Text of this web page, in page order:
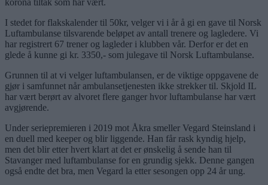
I stedet for flakskalender til 50kr, velger vi i år å gi en gave til Norsk
Luftambulanse tilsvarende beløpet av antall trenere og lagledere. Vi
har registrert 67 trener og lagleder i klubben vår. Derfor er det en
glede å kunne gi kr. 3350,- som julegave til Norsk Luftambulanse.
Grunnen til at vi velger luftambulansen, er de viktige oppgavene de
gjør i samfunnet når ambulansetjenesten ikke strekker til. Skjold IL
har vært berørt av alvoret flere ganger hvor luftambulanse har vært
avgjørende.
Under seriepremieren i 2019 mot Åkra smeller Vegard Steinsland i
en duell med keeper og blir liggende. Han får rask kyndig hjelp,
men det blir etter hvert klart at det er ønskelig å sende han til
Stavanger med luftambulanse for en grundig sjekk. Denne gangen
også endte det bra, men Vegard la etter sesongen opp 24 år ung.